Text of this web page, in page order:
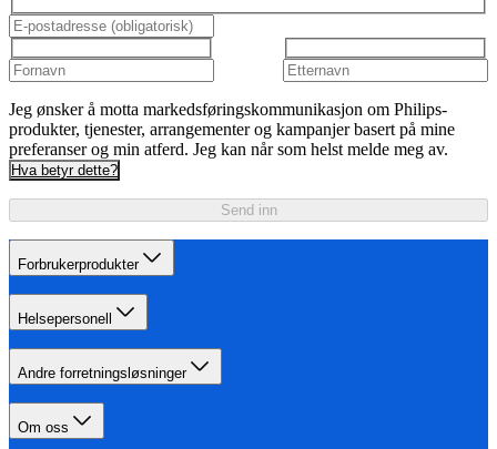
Jeg ønsker å motta markedsføringskommunikasjon om Philips-
produkter, tjenester, arrangementer og kampanjer basert på mine
preferanser og min atferd. Jeg kan når som helst melde meg av.
Hva betyr dette?
Send inn
Forbrukerprodukter
Helsepersonell
Andre forretningsløsninger
Om oss